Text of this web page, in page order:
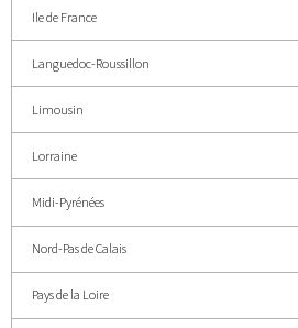
Ile de France
Languedoc-Roussillon
Limousin
Lorraine
Midi-Pyrénées
Nord-Pas de Calais
Pays de la Loire